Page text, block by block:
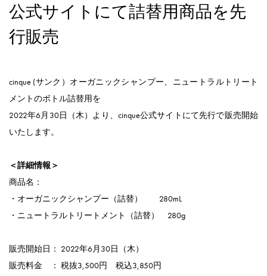
公式サイトにて詰替用商品を先
行販売
cinque (サンク）オーガニックシャンプー、ニュートラルトリート
メントのボトル詰替用を
2022年6月30日（木）より、cinque公式サイトにて先行で販売開始
いたします。
＜詳細情報＞
商品名：
・オーガニックシャンプー（詰替） 280mL
・ニュートラルトリートメント（詰替） 280g
販売開始日： 2022年6月30日（木）
販売料金 ： 税抜3,500円 税込3,850円